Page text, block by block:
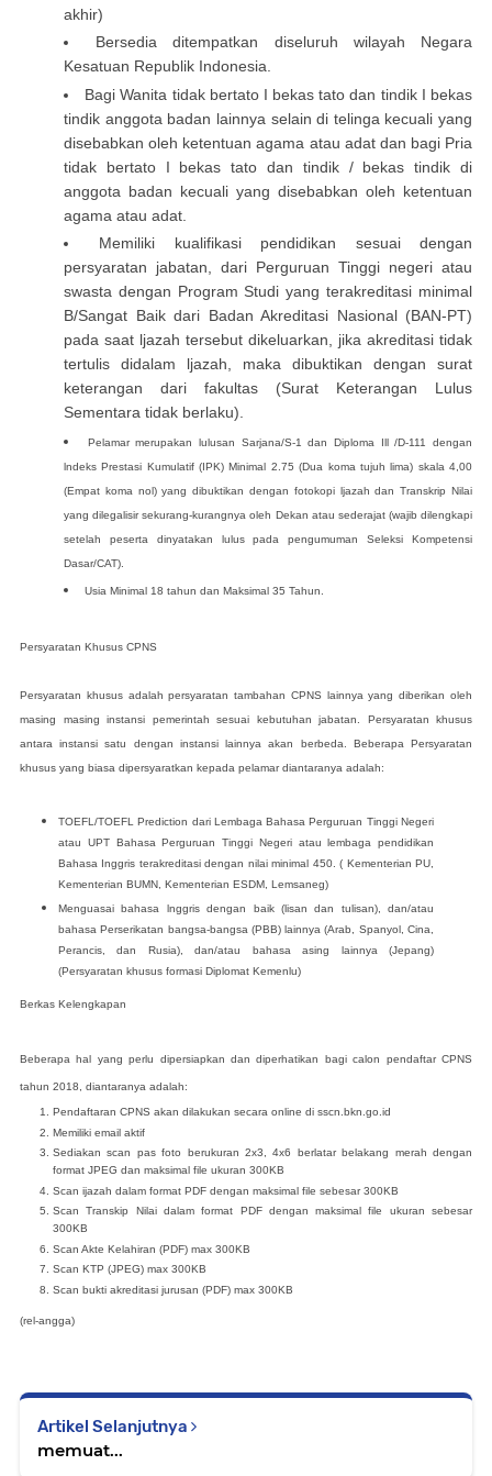
akhir)
Bersedia ditempatkan diseluruh wilayah Negara
Kesatuan Republik Indonesia.
Bagi Wanita tidak bertato I bekas tato dan tindik I bekas
tindik anggota badan lainnya selain di telinga kecuali yang
disebabkan oleh ketentuan agama atau adat dan bagi Pria
tidak bertato I bekas tato dan tindik / bekas tindik di
anggota badan kecuali yang disebabkan oleh ketentuan
agama atau adat.
Memiliki kualifikasi pendidikan sesuai dengan
persyaratan jabatan, dari Perguruan Tinggi negeri atau
swasta dengan Program Studi yang terakreditasi minimal
B/Sangat Baik dari Badan Akreditasi Nasional (BAN-PT)
pada saat ljazah tersebut dikeluarkan, jika akreditasi tidak
tertulis didalam ljazah, maka dibuktikan dengan surat
keterangan dari fakultas (Surat Keterangan Lulus
Sementara tidak berlaku).
Pelamar merupakan lulusan Sarjana/S-1 dan Diploma Ill /D-111 dengan
lndeks Prestasi Kumulatif (IPK) Minimal 2.75 (Dua koma tujuh lima) skala 4,00
(Empat koma nol) yang dibuktikan dengan fotokopi ljazah dan Transkrip Nilai
yang dilegalisir sekurang-kurangnya oleh Dekan atau sederajat (wajib dilengkapi
setelah peserta dinyatakan lulus pada pengumuman Seleksi Kompetensi
Dasar/CAT).
Usia Minimal 18 tahun dan Maksimal 35 Tahun.
Persyaratan Khusus CPNS
Persyaratan khusus adalah persyaratan tambahan CPNS lainnya yang diberikan oleh
masing masing instansi pemerintah sesuai kebutuhan jabatan. Persyaratan khusus
antara instansi satu dengan instansi lainnya akan berbeda. Beberapa Persyaratan
khusus yang biasa dipersyaratkan kepada pelamar diantaranya adalah:
TOEFL/TOEFL Prediction dari Lembaga Bahasa Perguruan Tinggi Negeri
atau UPT Bahasa Perguruan Tinggi Negeri atau lembaga pendidikan
Bahasa Inggris terakreditasi dengan nilai minimal 450. ( Kementerian PU,
Kementerian BUMN, Kementerian ESDM, Lemsaneg)
Menguasai bahasa lnggris dengan baik (lisan dan tulisan), dan/atau
bahasa Perserikatan bangsa-bangsa (PBB) lainnya (Arab, Spanyol, Cina,
Perancis, dan Rusia), dan/atau bahasa asing lainnya (Jepang)
(Persyaratan khusus formasi Diplomat Kemenlu)
Berkas Kelengkapan
Beberapa hal yang perlu dipersiapkan dan diperhatikan bagi calon pendaftar CPNS
tahun 2018, diantaranya adalah:
Pendaftaran CPNS akan dilakukan secara online di sscn.bkn.go.id
Memiliki email aktif
Sediakan scan pas foto berukuran 2x3, 4x6 berlatar belakang merah dengan
format JPEG dan maksimal file ukuran 300KB
Scan ijazah dalam format PDF dengan maksimal file sebesar 300KB
Scan Transkip Nilai dalam format PDF dengan maksimal file ukuran sebesar
300KB
Scan Akte Kelahiran (PDF) max 300KB
Scan KTP (JPEG) max 300KB
Scan bukti akreditasi jurusan (PDF) max 300KB
(rel-angga)
Artikel Selanjutnya
memuat...